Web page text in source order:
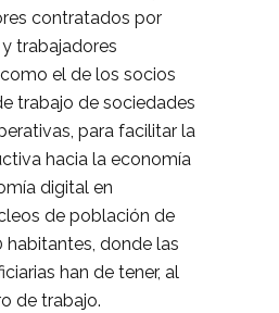
contratados por
trabajadores
el de los socios
trabajo de sociedades
para facilitar la
hacia la economía
digital en
de población de
habitantes, donde las
han de tener, al
de trabajo.